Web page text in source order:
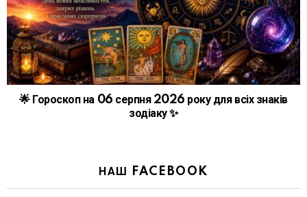
🌟 Гороскоп на 06 серпня 2026 року для всіх знаків
зодіаку ✨
НАШ FACEBOOK